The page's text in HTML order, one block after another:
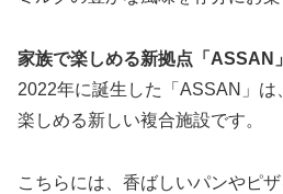
家族で楽しめる新拠点「ASSAN」
2022年に誕生した「ASSAN」は
楽しめる新しい複合施設です。
こちらには、香ばしいパンやピ